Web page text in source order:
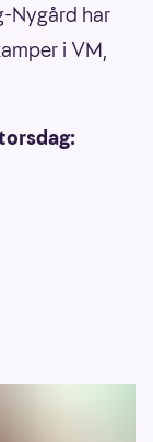
Nygård har
i VM,